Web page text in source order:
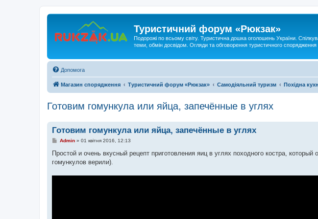
Туристичний форум «Рюкзак»
Подорожі по всьому світу. Туристична дошка оголошень України.
теми, обмін досвідом. Огляди та обговорення туристичного спорядження
Допомога
Магазин спорядження Туристичний форум «Рюкзак» Самодіяльний туризм Похідна
Готовим гомункула или яйца, запечённые в углях
Готовим гомункула или яйца, запечённые в углях
П
в
д
м
Admin» 01 квітня 2016, 12:13
Простой и очень вкусный рецепт приготовления яиц в углях походного костра,
гомункулов верили).